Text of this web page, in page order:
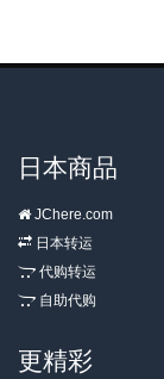
日本商品
JChere.com
日本转运
代购转运
自助代购
更精彩